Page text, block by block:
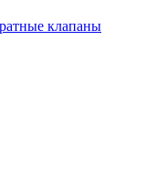
клапаны